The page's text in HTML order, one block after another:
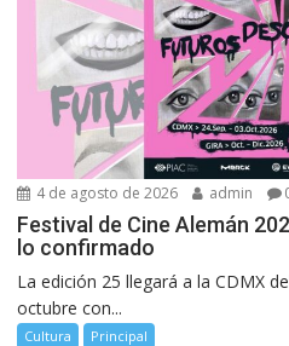
4 de agosto de 2026 admin
Festival de Cine Alemán
lo confirmado
La edición 25 llegará a la CDMX
octubre con...
Cultura Principal